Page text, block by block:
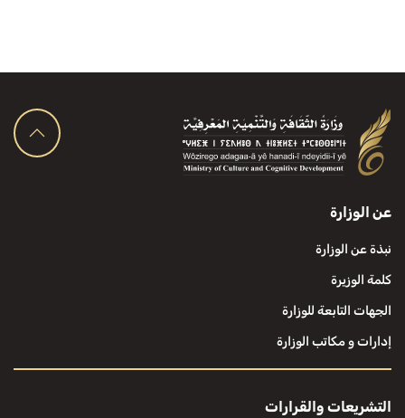
عن الوزارة
نبذة عن الوزارة
كلمة الوزيرة
الجهات التابعة للوزارة
إدارات و مكاتب الوزارة
التشريعات والقرارات